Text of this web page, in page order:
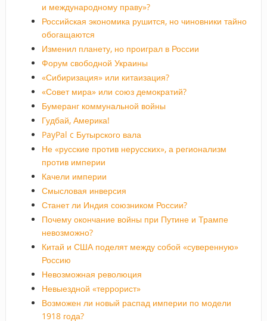
и международному праву»?
Российская экономика рушится, но чиновники тайно
обогащаются
Изменил планету, но проиграл в России
Форум свободной Украины
«Сибиризация» или китаизация?
«Совет мира» или союз демократий?
Бумеранг коммунальной войны
Гудбай, Америка!
PayPal c Бутырского вала
Не «русские против нерусских», а регионализм
против империи
Качели империи
Смысловая инверсия
Станет ли Индия союзником России?
Почему окончание войны при Путине и Трампе
невозможно?
Китай и США поделят между собой «суверенную»
Россию
Невозможная революция
Невыездной «террорист»
Возможен ли новый распад империи по модели
1918 года?